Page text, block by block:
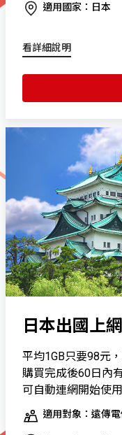
適用國家：日本
看詳細說明
日本出國上
平均1GB只要98元
購買完成後60日內
可自動連網開始使
適用對象：遠傳